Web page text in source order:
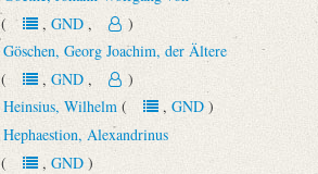
(, GND, )
Göschen, Georg Joachim, der Ältere
(, GND, )
Heinsius, Wilhelm (, GND)
Hephaestion, Alexandrinus
(, GND)